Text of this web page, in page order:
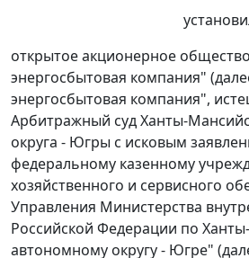
открытое акционерное
энергосбытовая компания"
энергосбытовая компания",
Арбитражный суд Ханты-
округа - Югры с исковым
федеральному казенному
хозяйственного и сервисного
Управления Министерства
Российской Федерации по
автономному округу - Югре"